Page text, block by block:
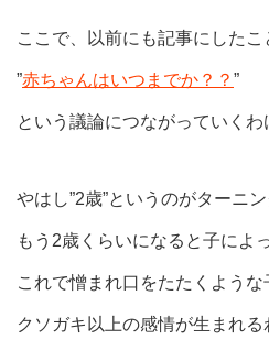
ここで、以前にも記事にしたこ
”赤ちゃんはいつまでか？？ ”
という議論につながっていくわ
やはし”2歳”というのがターニ
もう2歳くらいになると子によ
これで憎まれ口をたたくような
クソガキ以上の感情が生まれる